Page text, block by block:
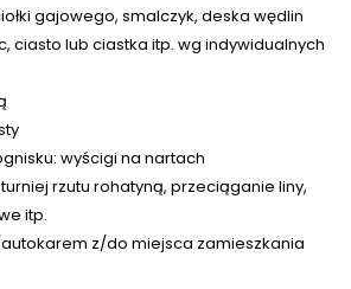
gajowego, smalczyk, deska wędlin
ciasto lub ciastka itp. wg indywidualnych
wyścigi na nartach
rzutu rohatyną, przeciąganie liny,
itp.
z/do miejsca zamieszkania